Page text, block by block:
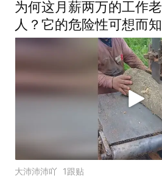
为何这月薪两万的工作
人？它的危险性可想而知
大沛沛沛吖 1跟贴